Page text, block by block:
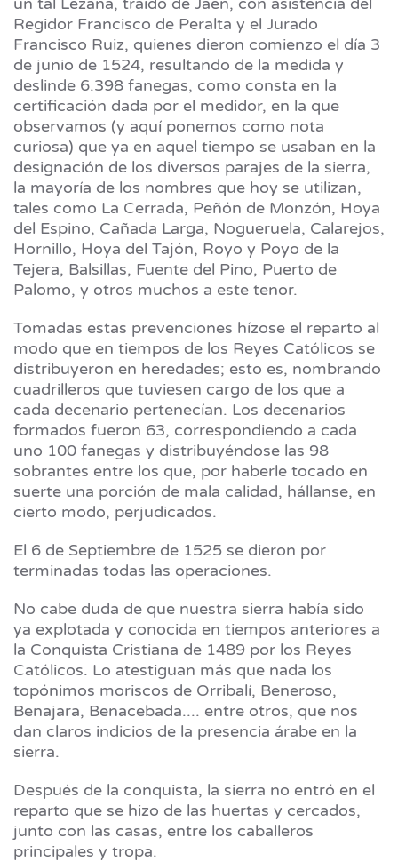
Regidor Francisco de Peralta y el Jurado
Francisco Ruiz, quienes dieron comienzo el día 3
de junio de 1524, resultando de la medida y
deslinde 6.398 fanegas, como consta en la
certificación dada por el medidor, en la que
observamos (y aquí ponemos como nota
curiosa) que ya en aquel tiempo se usaban en la
designación de los diversos parajes de la sierra,
la mayoría de los nombres que hoy se utilizan,
tales como La Cerrada, Peñón de Monzón, Hoya
del Espino, Cañada Larga, Nogueruela, Calarejos,
Hornillo, Hoya del Tajón, Royo y Poyo de la
Tejera, Balsillas, Fuente del Pino, Puerto de
Palomo, y otros muchos a este tenor.
Tomadas estas prevenciones hízose el reparto al
modo que en tiempos de los Reyes Católicos se
distribuyeron en heredades; esto es, nombrando
cuadrilleros que tuviesen cargo de los que a
cada decenario pertenecían. Los decenarios
formados fueron 63, correspondiendo a cada
uno 100 fanegas y distribuyéndose las 98
sobrantes entre los que, por haberle tocado en
suerte una porción de mala calidad, hállanse, en
cierto modo, perjudicados.
El 6 de Septiembre de 1525 se dieron por
terminadas todas las operaciones.
No cabe duda de que nuestra sierra había sido
ya explotada y conocida en tiempos anteriores a
la Conquista Cristiana de 1489 por los Reyes
Católicos. Lo atestiguan más que nada los
topónimos moriscos de Orribalí, Beneroso,
Benajara, Benacebada.... entre otros, que nos
dan claros indicios de la presencia árabe en la
sierra.
Después de la conquista, la sierra no entró en el
reparto que se hizo de las huertas y cercados,
junto con las casas, entre los caballeros
principales y tropa.